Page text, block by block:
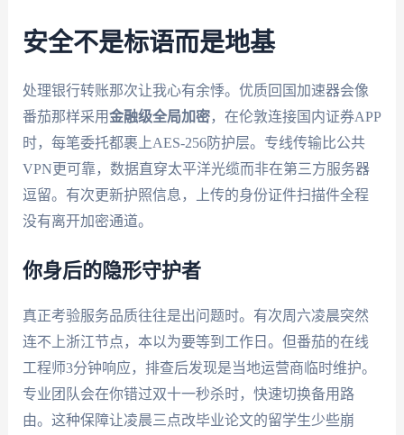
安全不是标语而是地基
处理银行转账那次让我心有余悸。优质回国加速器会像
番茄那样采用金融级全局加密，在伦敦连接国内证券APP
时，每笔委托都裹上AES-256防护层。专线传输比公共
VPN更可靠，数据直穿太平洋光缆而非在第三方服务器
逗留。有次更新护照信息，上传的身份证件扫描件全程
没有离开加密通道。
你身后的隐形守护者
真正考验服务品质往往是出问题时。有次周六凌晨突然
连不上浙江节点，本以为要等到工作日。但番茄的在线
工程师3分钟响应，排查后发现是当地运营商临时维护。
专业团队会在你错过双十一秒杀时，快速切换备用路
由。这种保障让凌晨三点改毕业论文的留学生少些崩